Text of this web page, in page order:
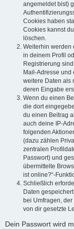
angemeldet bist)
Cookies haben
Cookies kannst
löschen.
Weiterhin werden
in deinem Profil
Registrierung
Mail-Adresse
weitere Daten als
deren Eingabe
Wenn du einen
die dort
du einen Beitrag
auch deine IP-
folgenden
(dazu zählen
zentralen
Passwort) und
übermittelte
ist online?“-
Schließlich
Daten
bei Umfragen,
von dir gesetzte
Dein Passwort wird